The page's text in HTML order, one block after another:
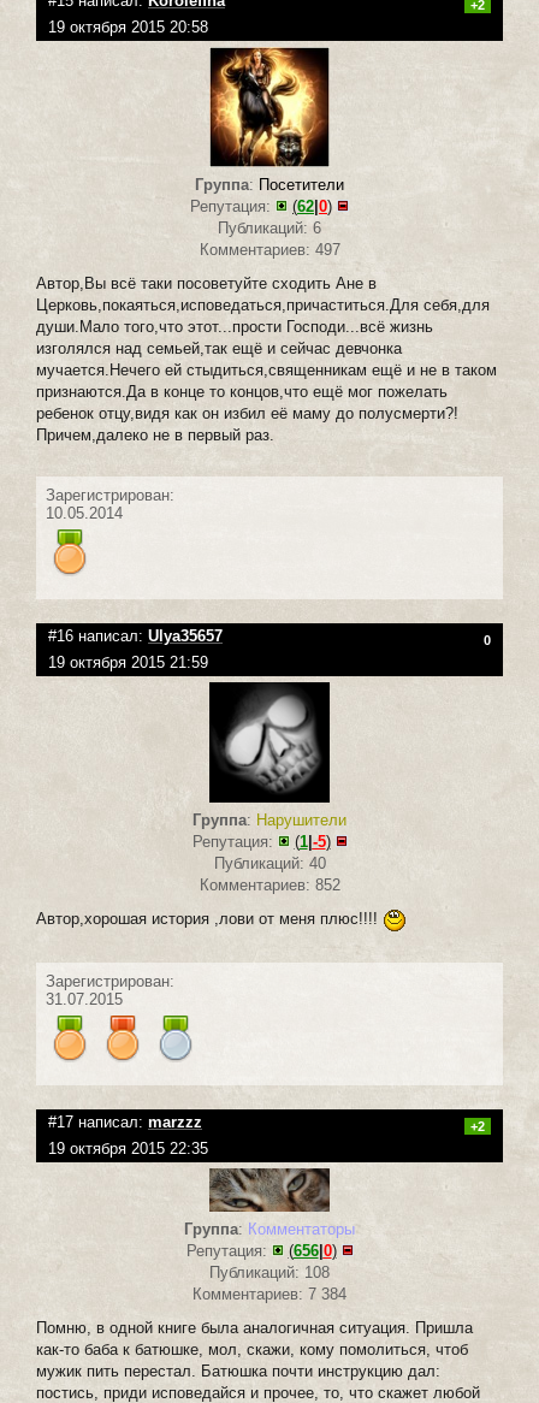
+2
19 октября 2015 20:58
Группа: Посетители
Репутация:
(62|0)
Публикаций: 6
Комментариев: 497
Автор,Вы всё таки посоветуйте сходить Ане в
Церковь,покаяться,исповедаться,причаститься.Для себя,для
души.Мало того,что этот...прости Господи...всё жизнь
изголялся над семьей,так ещё и сейчас девчонка
мучается.Нечего ей стыдиться,священникам ещё и не в таком
признаются.Да в конце то концов,что ещё мог пожелать
ребенок отцу,видя как он избил её маму до полусмерти?!
Причем,далеко не в первый раз.
Зарегистрирован:
10.05.2014
#16 написал: Ulya35657 0
19 октября 2015 21:59
Группа: Нарушители
Репутация:
(1|-5)
Публикаций: 40
Комментариев: 852
Автор,хорошая история ,лови от меня плюс!!!!
Зарегистрирован:
31.07.2015
#17 написал: marzzz +2
19 октября 2015 22:35
Группа: Комментаторы
Репутация:
(656|0)
Публикаций: 108
Комментариев: 7 384
Помню, в одной книге была аналогичная ситуация. Пришла
как-то баба к батюшке, мол, скажи, кому помолиться, чтоб
мужик пить перестал. Батюшка почти инструкцию дал:
постись, приди исповедайся и прочее, то, что скажет любой